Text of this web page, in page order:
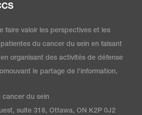
faire valoir les perspectives et les
du cancer du sein en faisant
organisant des activités de défense
le partage de l’information.
cancer du sein
suite 318, Ottawa, ON K2P 0J2